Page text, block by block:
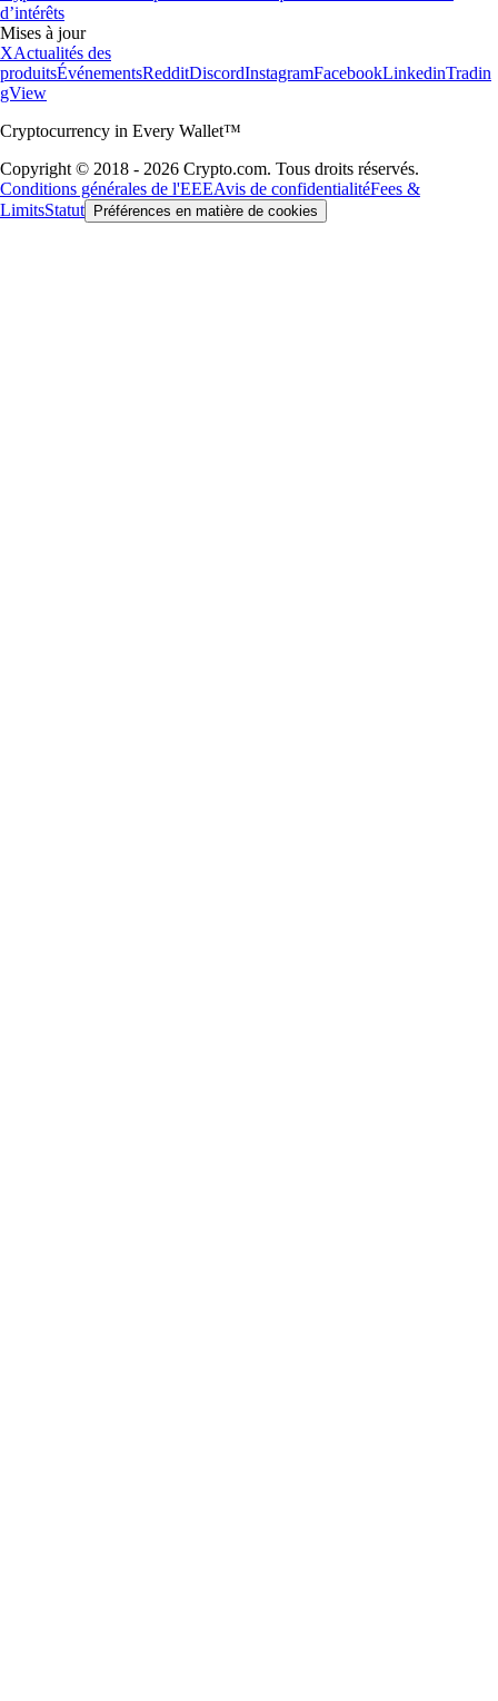
d’intérêts
Mises à jour
XActualités des
produitsÉvénementsRedditDiscordInstagramFacebookLinkedinTradin
gView
Cryptocurrency in Every Wallet™
Copyright © 2018 - 2026 Crypto.com. Tous droits réservés.
Conditions générales de l'EEEAvis de confidentialitéFees &
LimitsStatut Préférences en matière de cookies